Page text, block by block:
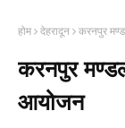
होम देहरादून करनपुर
करनपुर मण्डल
आयोजन